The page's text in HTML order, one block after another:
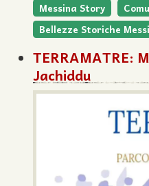
Messina Story
Bellezze Storiche
TERRAMATRE:
Jachiddu